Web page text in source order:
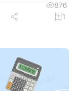
876
1